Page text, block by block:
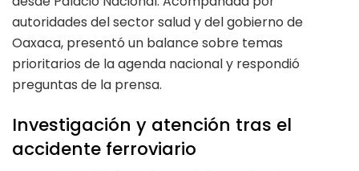
autoridades del sector salud y del gobierno de
Oaxaca, presentó un balance sobre temas
prioritarios de la agenda nacional y respondió
preguntas de la prensa.
Investigación y atención tras el
accidente ferroviario